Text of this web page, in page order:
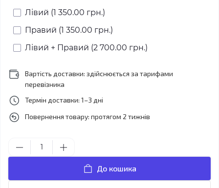
Лівий (1 350.00 грн.)
Правий (1 350.00 грн.)
Лівий + Правий (2 700.00 грн.)
Вартість доставки: здійснюється за тарифами
перевізника
Термін доставки: 1–3 дні
Повернення товару: протягом 2 тижнів
До кошика